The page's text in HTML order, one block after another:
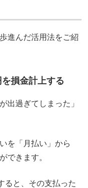
進んだ活用法をご紹
損金計上する
出過ぎてしまった」
を「月払い」から
できます。
ると、その支払った